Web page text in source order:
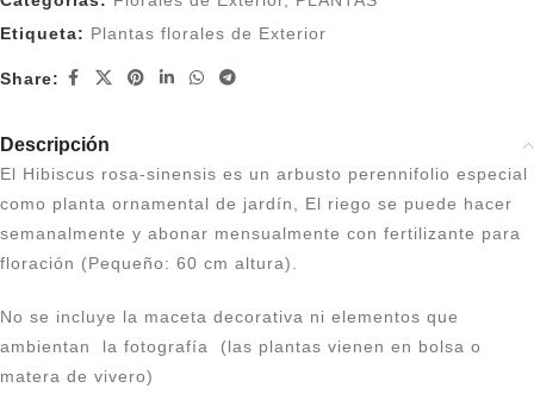
Etiqueta: Plantas florales de Exterior
Share:
Descripción
El Hibiscus rosa-sinensis es un arbusto perennifolio especial
como planta ornamental de jardín, El riego se puede hacer
semanalmente y abonar mensualmente con fertilizante para
floración (Pequeño: 60 cm altura).
No se incluye la maceta decorativa ni elementos que
ambientan la fotografía (las plantas vienen en bolsa o
matera de vivero)